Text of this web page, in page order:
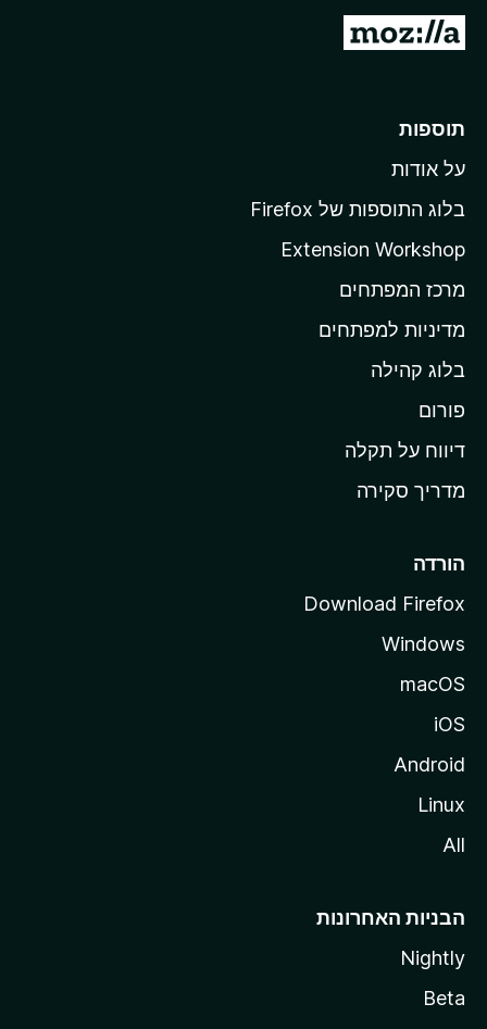
מ
ד
ף
ב
י
ת
ל
M
i
l
תוספות
על אודות
בלוג התוספות של Firefox
Extension Workshop
מרכז המפתחים
מדיניות למפתחים
בלוג קהילה
פורום
דיווח על תקלה
מדריך סקירה
הורדה
Download Firefox
Windows
macOS
iOS
Android
Linux
All
הבניות האחרונות
Nightly
Beta